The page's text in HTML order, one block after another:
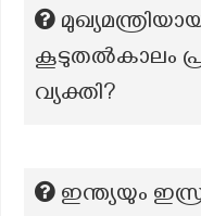
കൂടുതല്‍കാലം
വ്യക്തി?
ഇന്ത്യയും